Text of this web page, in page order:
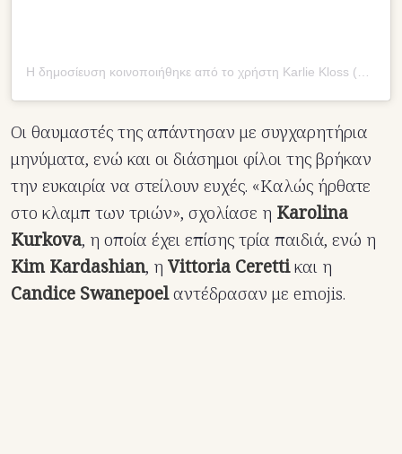
Η δημοσίευση κοινοποιήθηκε από το χρήστη Karlie Kloss (@karliekloss)
Οι θαυμαστές της απάντησαν με συγχαρητήρια
μηνύματα, ενώ και οι διάσημοι φίλοι της βρήκαν
την ευκαιρία να στείλουν ευχές. «Καλώς ήρθατε
στο κλαμπ των τριών», σχολίασε η Karolina
Kurkova, η οποία έχει επίσης τρία παιδιά, ενώ η
Kim Kardashian, η Vittoria Cerettiκαι η
Candice Swanepoelαντέδρασαν με emojis.